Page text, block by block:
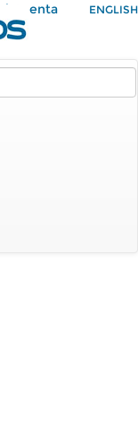
Mi Cuenta ENGLISH